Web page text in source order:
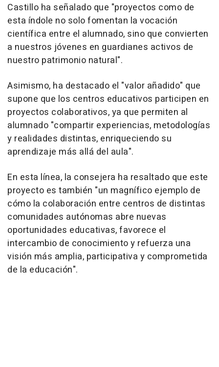
Castillo ha señalado que "proyectos como de
esta índole no solo fomentan la vocación
científica entre el alumnado, sino que convierten
a nuestros jóvenes en guardianes activos de
nuestro patrimonio natural".
Asimismo, ha destacado el "valor añadido" que
supone que los centros educativos participen en
proyectos colaborativos, ya que permiten al
alumnado "compartir experiencias, metodologías
y realidades distintas, enriqueciendo su
aprendizaje más allá del aula".
En esta línea, la consejera ha resaltado que este
proyecto es también "un magnífico ejemplo de
cómo la colaboración entre centros de distintas
comunidades autónomas abre nuevas
oportunidades educativas, favorece el
intercambio de conocimiento y refuerza una
visión más amplia, participativa y comprometida
de la educación".